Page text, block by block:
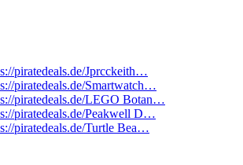
piratedeals.de/Jprcckeith…
piratedeals.de/Smartwatch…
piratedeals.de/LEGO Botan…
piratedeals.de/Peakwell D…
piratedeals.de/Turtle Bea…